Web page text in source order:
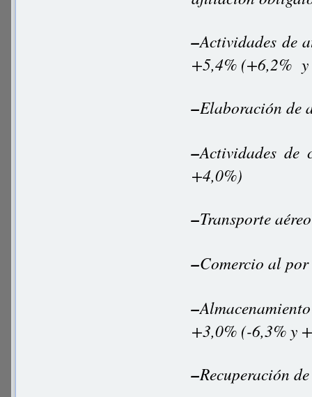
–Actividades de
+5,4% (+6,2%
–Elaboración de
–Actividades de
+4,0%)
–Transporte
–Comercio al
–
+3,0% (-6,3% y
–Recuperación